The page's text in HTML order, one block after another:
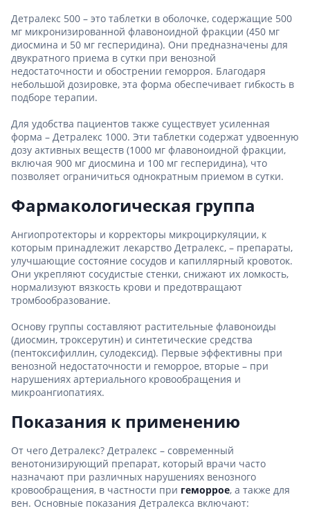
Детралекс 500 – это таблетки в оболочке, содержащие 500
мг микронизированной флавоноидной фракции (450 мг
диосмина и 50 мг гесперидина). Они предназначены для
двукратного приема в сутки при венозной
недостаточности и обострении геморроя. Благодаря
небольшой дозировке, эта форма обеспечивает гибкость в
подборе терапии.
Для удобства пациентов также существует усиленная
форма – Детралекс 1000. Эти таблетки содержат удвоенную
дозу активных веществ (1000 мг флавоноидной фракции,
включая 900 мг диосмина и 100 мг гесперидина), что
позволяет ограничиться однократным приемом в сутки.
Фармакологическая группа
Ангиопротекторы и корректоры микроциркуляции, к
которым принадлежит лекарство Детралекс, – препараты,
улучшающие состояние сосудов и капиллярный кровоток.
Они укрепляют сосудистые стенки, снижают их ломкость,
нормализуют вязкость крови и предотвращают
тромбообразование.
Основу группы составляют растительные флавоноиды
(диосмин, троксерутин) и синтетические средства
(пентоксифиллин, сулодексид). Первые эффективны при
венозной недостаточности и геморрое, вторые – при
нарушениях артериального кровообращения и
микроангиопатиях.
Показания к применению
От чего Детралекс? Детралекс – современный
венотонизирующий препарат, который врачи часто
назначают при различных нарушениях венозного
кровообращения, в частности при геморрое, а также для
вен. Основные показания Детралекса включают: